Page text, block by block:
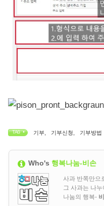
TAG • 기부 기부신청 기부방법
Who's행복나눔-비손
사과 반쪽만으
그 사과는 나
나눔의 행복-